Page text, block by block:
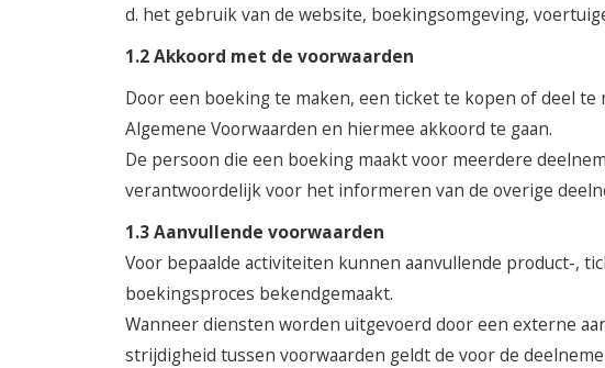
d. het gebruik van de website, boekingsomgeving,
1.2 Akkoord met de voorwaarden
Door een boeking te maken, een ticket te kopen of deel
Algemene Voorwaarden en hiermee akkoord te gaan.
De persoon die een boeking maakt voor meerdere
verantwoordelijk voor het informeren van de overige
1.3 Aanvullende voorwaarden
Voor bepaalde activiteiten kunnen aanvullende product-,
boekingsproces bekendgemaakt.
Wanneer diensten worden uitgevoerd door een externe
strijdigheid tussen voorwaarden geldt de voor de